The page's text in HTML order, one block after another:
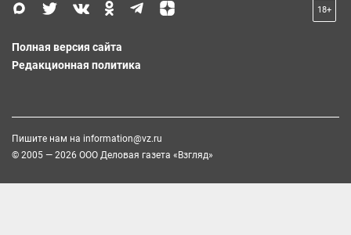
18+
Полная версия сайта
Редакционная политика
Пишите нам на information@vz.ru
© 2005 — 2026 ООО Деловая газета «Взгляд»